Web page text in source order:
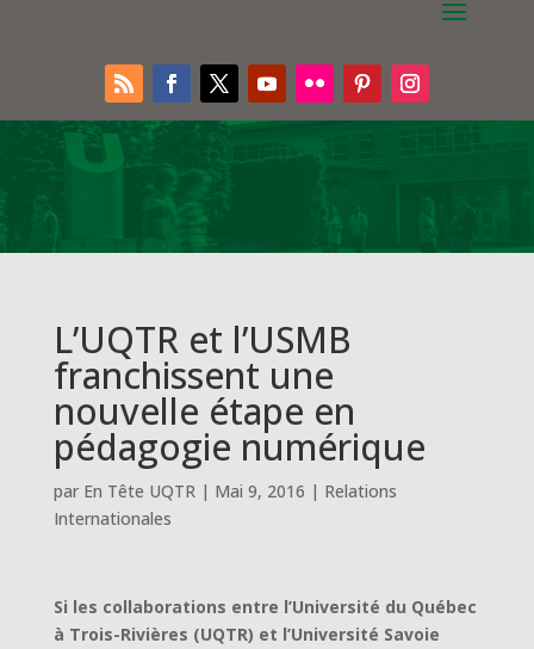
L’UQTR et l’USMB
franchissent une
nouvelle étape en
pédagogie numérique
par En Tête UQTR| Mai 9, 2016 | Relations
Internationales
Si les collaborations entre l’Université du Québec
à Trois-Rivières (UQTR) et l’Université Savoie